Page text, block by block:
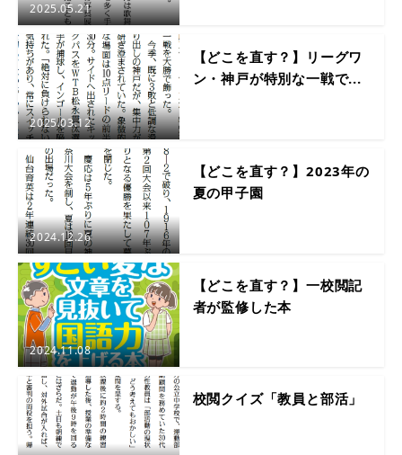
2025.05.21
2025.03.12
【どこを直す？】リーグワ
ン・神戸が特別な一戦で...
2024.12.26
【どこを直す？】2023年の
夏の甲子園
2024.11.08
【どこを直す？】一校閲記
者が監修した本
校閲クイズ「教員と部活」